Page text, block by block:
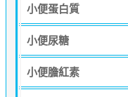
小便蛋白質
小便尿糖
小便膽紅素